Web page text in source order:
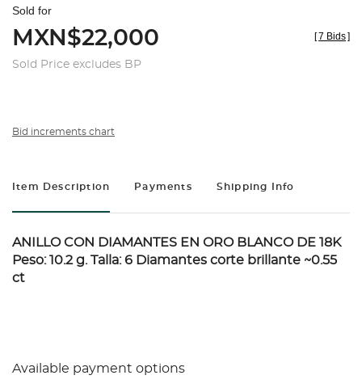
Sold for
MXN$22,000
Sold Price excludes BP
[7 Bids]
Bid increments chart
Item Description Payments Shipping Info
ANILLO CON DIAMANTES EN ORO BLANCO DE 18K
Peso: 10.2 g. Talla: 6 Diamantes corte brillante ~0.55
ct
Available payment options